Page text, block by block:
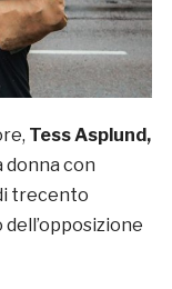
Tess Asplund,
donna con
trecento